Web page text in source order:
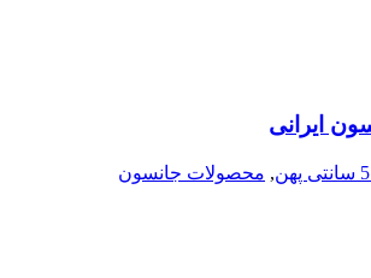
ایرانی
, محصولات جانسون